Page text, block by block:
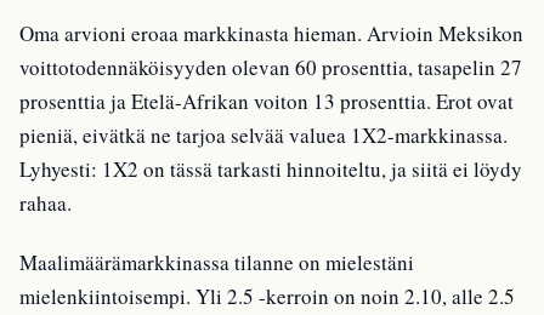
Oma arvioni eroaa markkinasta hieman. Arvioin Meksikon
voittotodennäköisyyden olevan 60 prosenttia, tasapelin 27
prosenttia ja Etelä-Afrikan voiton 13 prosenttia. Erot ovat
pieniä, eivätkä ne tarjoa selvää valuea 1X2-markkinassa.
Lyhyesti: 1X2 on tässä tarkasti hinnoiteltu, ja siitä ei löydy
rahaa.
Maalimäärämarkkinassa tilanne on mielestäni
mielenkiintoisempi. Yli 2.5 -kerroin on noin 2.10, alle 2.5